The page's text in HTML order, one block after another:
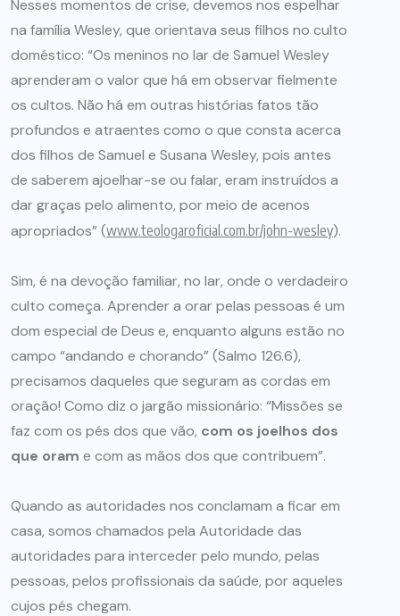
Nesses momentos de crise, devemos nos espelhar
na família Wesley, que orientava seus filhos no culto
doméstico: “Os meninos no lar de Samuel Wesley
aprenderam o valor que há em observar fielmente
os cultos. Não há em outras histórias fatos tão
profundos e atraentes como o que consta acerca
dos filhos de Samuel e Susana Wesley, pois antes
de saberem ajoelhar-se ou falar, eram instruídos a
dar graças pelo alimento, por meio de acenos
apropriados” (www.teologaroficial.com.br/john-wesley).
Sim, é na devoção familiar, no lar, onde o verdadeiro
culto começa. Aprender a orar pelas pessoas é um
dom especial de Deus e, enquanto alguns estão no
campo “andando e chorando” (Salmo 126.6),
precisamos daqueles que seguram as cordas em
oração! Como diz o jargão missionário: “Missões se
faz com os pés dos que vão, com os joelhos dos
que oram e com as mãos dos que contribuem”.
Quando as autoridades nos conclamam a ficar em
casa, somos chamados pela Autoridade das
autoridades para interceder pelo mundo, pelas
pessoas, pelos profissionais da saúde, por aqueles
cujos pés chegam.